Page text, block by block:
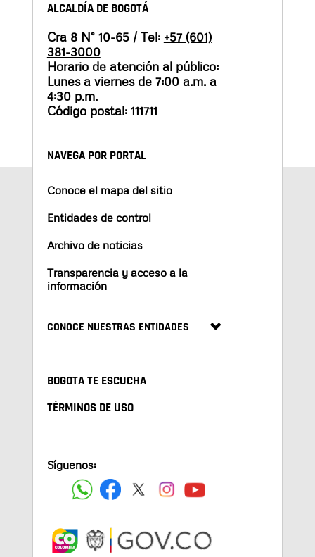
ALCALDÍA DE BOGOTÁ
Cra 8 N° 10-65 / Tel: +57 (601)
381-3000
Horario de atención al público:
Lunes a viernes de 7:00 a.m. a
4:30 p.m.
Código postal: 111711
NAVEGA POR PORTAL
Conoce el mapa del sitio
Entidades de control
Archivo de noticias
Transparencia y acceso a la
información
CONOCE NUESTRAS ENTIDADES
BOGOTA TE ESCUCHA
TÉRMINOS DE USO
Síguenos: